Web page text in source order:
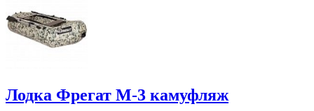
Лодка Фрегат М-3 камуфляж